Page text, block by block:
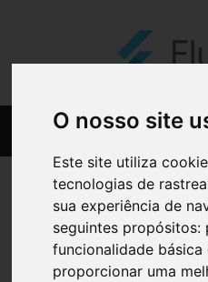
O nosso site
Este site utiliza
tecnologias de
sua experiência de
seguintes propósitos:
funcionalidade básica
proporcionar uma